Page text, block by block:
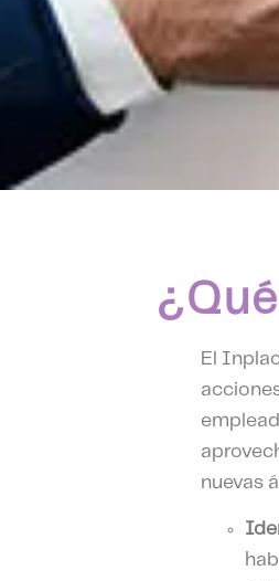
El
nuevas